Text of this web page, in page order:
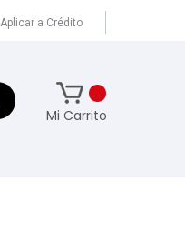
Aplicar a Crédito
Mi Carrito